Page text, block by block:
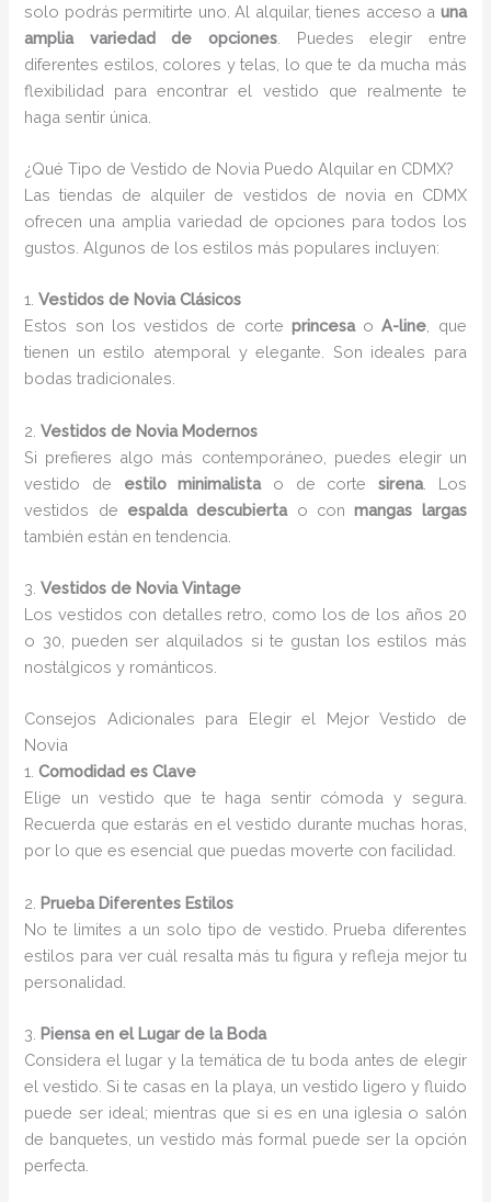
solo podrás permitirte uno. Al alquilar, tienes acceso a una
amplia variedad de opciones . Puedes elegir entre
diferentes estilos, colores y telas, lo que te da mucha más
flexibilidad para encontrar el vestido que realmente te
haga sentir única.
¿Qué Tipo de Vestido de Novia Puedo Alquilar en CDMX?
Las tiendas de alquiler de vestidos de novia en CDMX
ofrecen una amplia variedad de opciones para todos los
gustos. Algunos de los estilos más populares incluyen:
1.Vestidos de Novia Clásicos
Estos son los vestidos de corte princesaoA-line, que
tienen un estilo atemporal y elegante. Son ideales para
bodas tradicionales.
2.Vestidos de Novia Modernos
Si prefieres algo más contemporáneo, puedes elegir un
vestido de estilo minimalistao de corte sirena. Los
vestidos de espalda descubiertao conmangas largas
también están en tendencia.
3.Vestidos de Novia Vintage
Los vestidos con detalles retro, como los de los años 20
o 30, pueden ser alquilados si te gustan los estilos más
nostálgicos y románticos.
Consejos Adicionales para Elegir el Mejor Vestido de
Novia
1.Comodidad es Clave
Elige un vestido que te haga sentir cómoda y segura.
Recuerda que estarás en el vestido durante muchas horas,
por lo que es esencial que puedas moverte con facilidad.
2. Prueba Diferentes Estilos
No te limites a un solo tipo de vestido. Prueba diferentes
estilos para ver cuál resalta más tu figura y refleja mejor tu
personalidad.
3. Piensa en el Lugar de la Boda
Considera el lugar y la temática de tu boda antes de elegir
el vestido. Si te casas en la playa, un vestido ligero y fluido
puede ser ideal; mientras que si es en una iglesia o salón
de banquetes, un vestido más formal puede ser la opción
perfecta.